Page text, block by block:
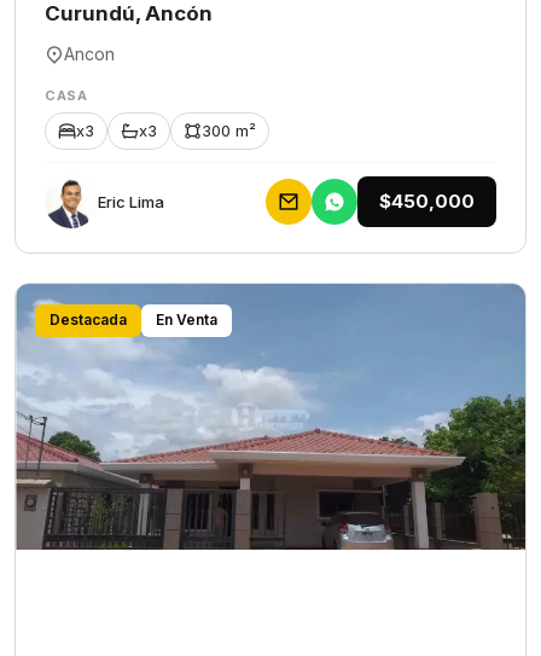
Curundú, Ancón
Ancon
CASA
x3 x3 300 m²
Eric Lima $450,000
Destacada En Venta